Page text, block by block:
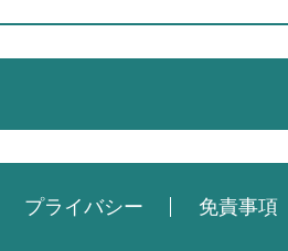
プライバシー 免責事項